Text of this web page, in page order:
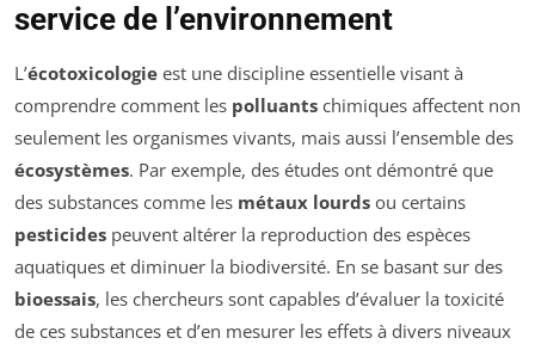
service de l’environnement
L’écotoxicologie est une discipline essentielle visant à
comprendre comment les polluants chimiques affectent non
seulement les organismes vivants, mais aussi l’ensemble des
écosystèmes. Par exemple, des études ont démontré que
des substances comme les métaux lourds ou certains
pesticides peuvent altérer la reproduction des espèces
aquatiques et diminuer la biodiversité. En se basant sur des
bioessais, les chercheurs sont capables d’évaluer la toxicité
de ces substances et d’en mesurer les effets à divers niveaux